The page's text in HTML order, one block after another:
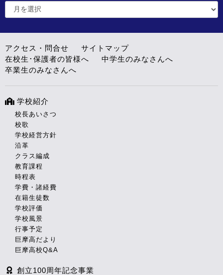
アクセス・問合せ
サイトマップ
在校生･保護者の皆様へ
中学生のみなさんへ
卒業生のみなさんへ
学校紹介
校長あいさつ
校歌
学校経営方針
沿革
クラス編成
教育課程
時程表
学費・諸経費
在籍生徒数
学校評価
学校風景
行事予定
巨摩高だより
巨摩高校Q&A
創立100周年記念事業